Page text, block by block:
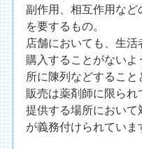
副作用、相互作用な
を要するもの。
店舗においても、生
購入することがない
所に陳列などすること
販売は薬剤師に限ら
提供する場所におい
が義務付けられていま